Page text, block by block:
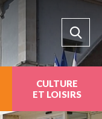
CULTURE
ET LOISIRS